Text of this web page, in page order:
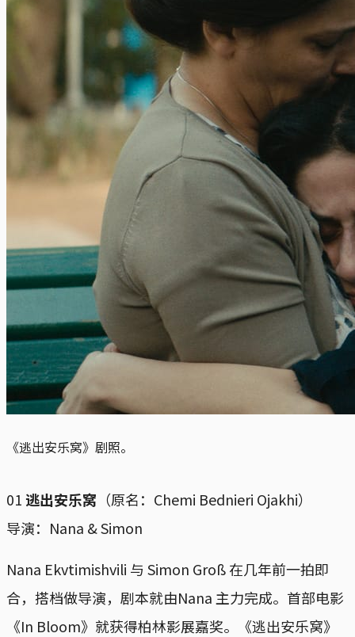
《逃出安乐窝》剧照。
01逃出安乐窝 （原名：Chemi Bednieri Ojakhi）
导演：Nana & Simon
Nana Ekvtimishvili 与 Simon Groß 在几年前一拍即
合，搭档做导演，剧本就由Nana 主力完成。首部电影
《In Bloom》就获得柏林影展嘉奖。《逃出安乐窝》